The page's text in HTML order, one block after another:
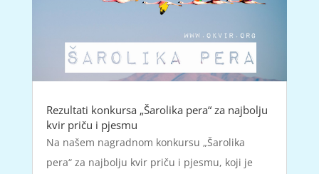
Rezultati konkursa „Šarolika pera“ za najbolju
kvir priču i pjesmu
Na našem nagradnom konkursu „Šarolika
pera“ za najbolju kvir priču i pjesmu, koji je